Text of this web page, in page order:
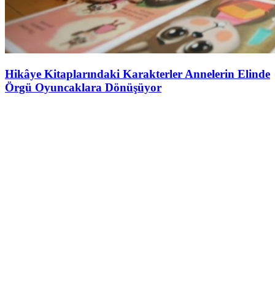
Hikâye Kitaplarındaki Karakterler Annelerin Elinde
Örgü Oyuncaklara Dönüşüyor